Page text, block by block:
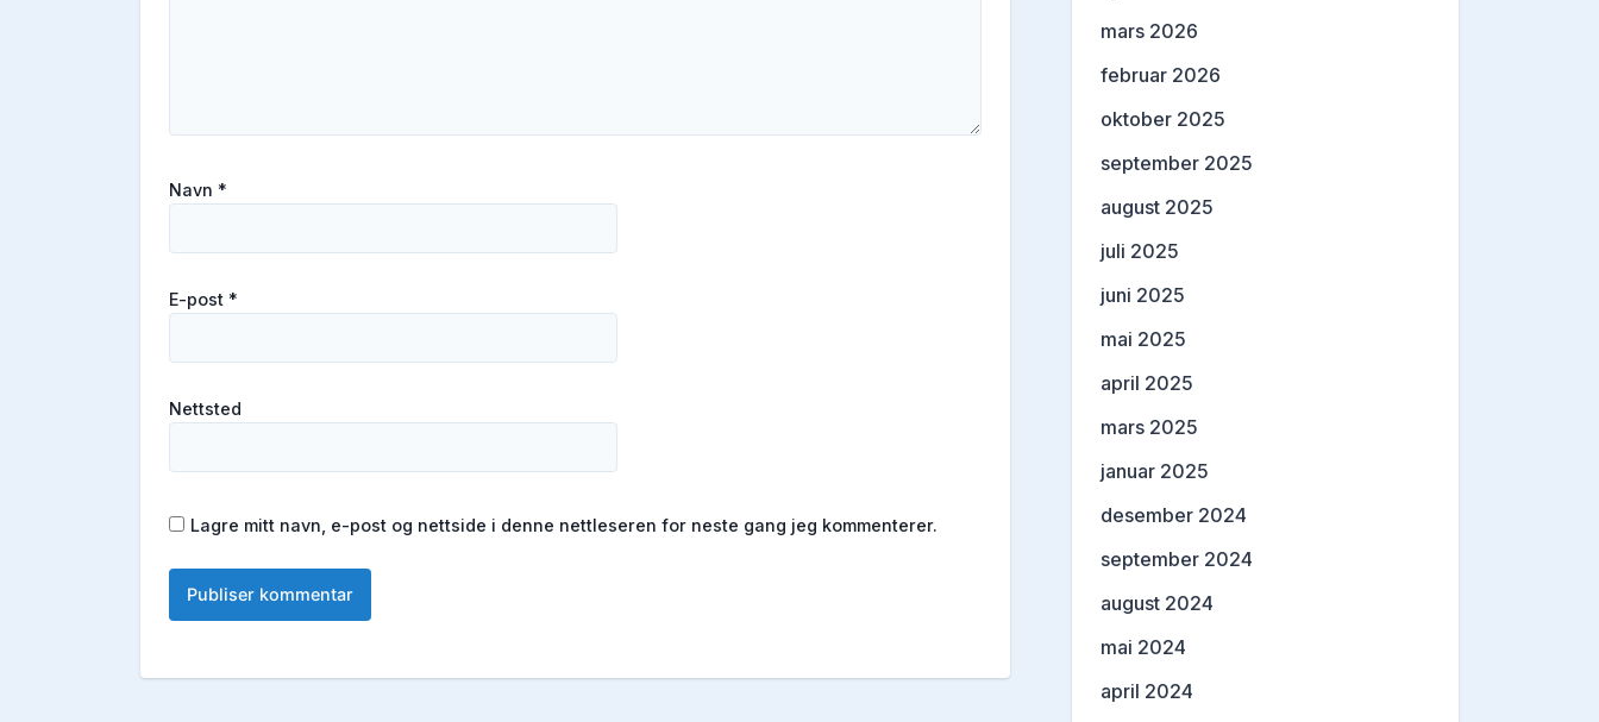
Navn *
E-post *
Nettsted
Lagre mitt navn, e-post og nettside i denne nettleseren for neste gang jeg kommenterer.
mars 2026
februar 2026
oktober 2025
september 2025
august 2025
juli 2025
juni 2025
mai 2025
april 2025
mars 2025
januar 2025
desember 2024
september 2024
august 2024
mai 2024
april 2024